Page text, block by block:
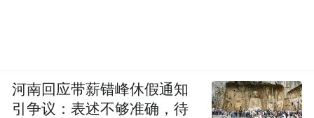
河南回应带薪错峰休假通知
引争议：表述不够准确，待